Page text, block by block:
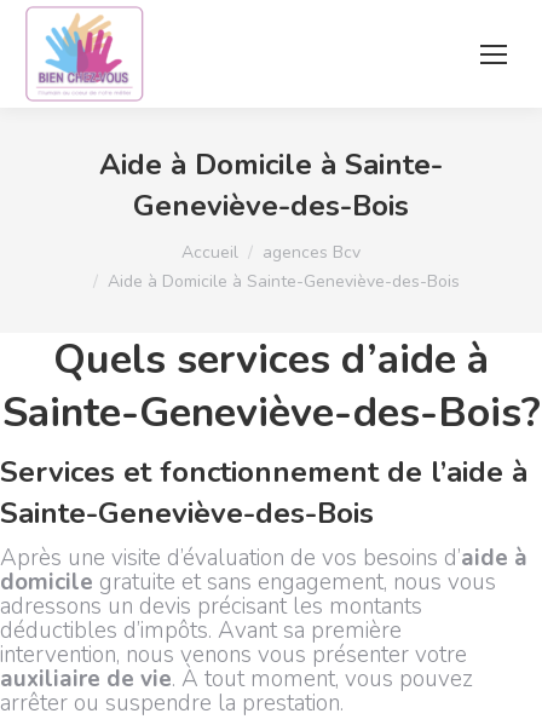
Aide à Domicile à Sainte-
Geneviève-des-Bois
Accueil
agences Bcv
Aide à Domicile à Sainte-Geneviève-des-Bois
Quels services d’aide à
Sainte-Geneviève-des-Bois?
Services et fonctionnement de l’aide à
Sainte-Geneviève-des-Bois
Après une visite d’évaluation de vos besoins d’aide à
domicile gratuite et sans engagement, nous vous
adressons un devis précisant les montants
déductibles d’impôts. Avant sa première
intervention, nous venons vous présenter votre
auxiliaire de vie. À tout moment, vous pouvez
arrêter ou suspendre la prestation.